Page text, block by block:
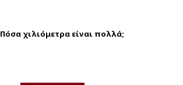
Πόσα χιλιόμετρα είναι πολλά;